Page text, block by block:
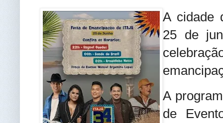
A cidade
25 de
A
de